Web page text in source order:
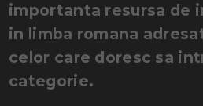
importanta resursa de
in limba romana
celor care doresc sa
categorie.